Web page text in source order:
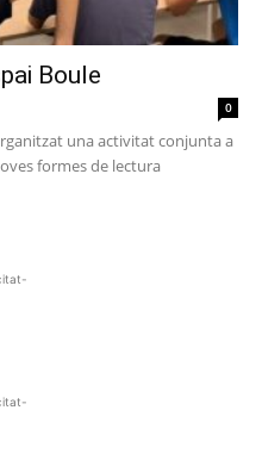
Boule
0
una activitat conjunta a
formes de lectura